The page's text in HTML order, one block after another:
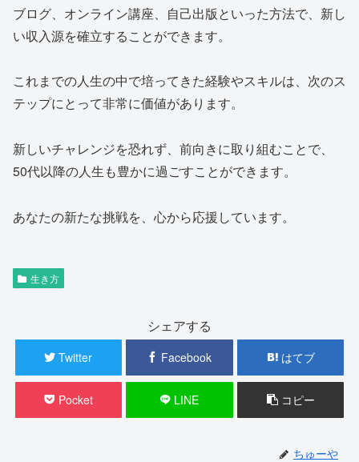
ブログ、オンライン講座、自己出版といった方法で、新し
い収入源を確立することができます。
これまでの人生の中で培ってきた経験やスキルは、次のス
テップにとって非常に価値があります。
新しいチャレンジを恐れず、前向きに取り組むことで、
50代以降の人生も豊かに過ごすことができます。
あなたの新たな挑戦を、心から応援しています。
生き方
シェアする
Twitter Facebook はてブ
Pocket LINE コピー
ちゅーや